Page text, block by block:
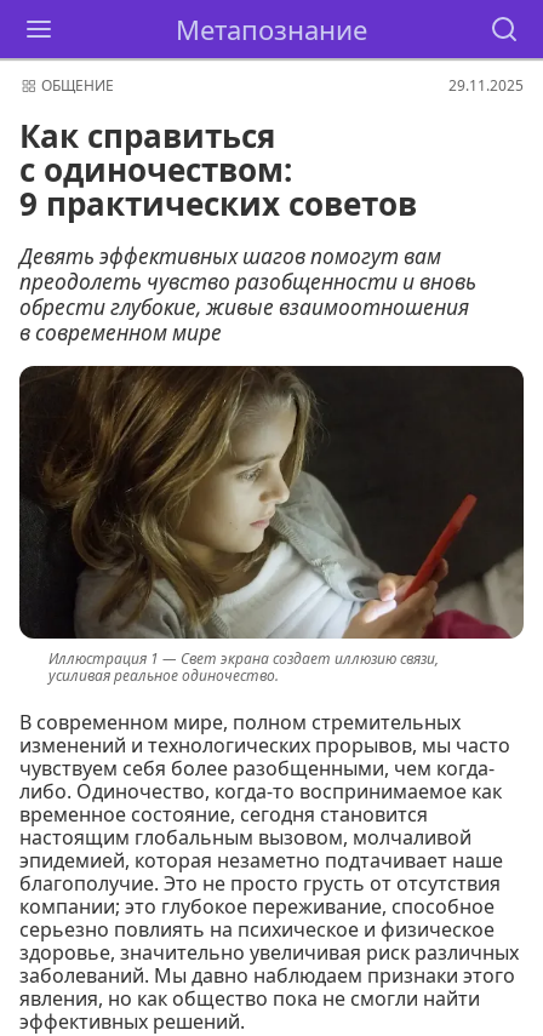
Метапознание
ОБЩЕНИЕ 29.11.2025
Как справиться
с одиночеством:
9 практических советов
Девять эффективных шагов помогут вам
преодолеть чувство разобщенности и вновь
обрести глубокие, живые взаимоотношения
в современном мире
Свет экрана создает иллюзию связи,
усиливая реальное одиночество.
В современном мире, полном стремительных
изменений и технологических прорывов, мы часто
чувствуем себя более разобщенными, чем когда-
либо. Одиночество, когда-то воспринимаемое как
временное состояние, сегодня становится
настоящим глобальным вызовом, молчаливой
эпидемией, которая незаметно подтачивает наше
благополучие. Это не просто грусть от отсутствия
компании; это глубокое переживание, способное
серьезно повлиять на психическое и физическое
здоровье, значительно увеличивая риск различных
заболеваний. Мы давно наблюдаем признаки этого
явления, но как общество пока не смогли найти
эффективных решений.